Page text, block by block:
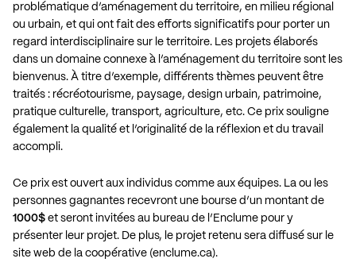
problématique d’aménagement du territoire, en milieu régional
ou urbain, et qui ont fait des efforts significatifs pour porter un
regard interdisciplinaire sur le territoire. Les projets élaborés
dans un domaine connexe à l’aménagement du territoire sont les
bienvenus. À titre d’exemple, différents thèmes peuvent être
traités : récréotourisme, paysage, design urbain, patrimoine,
pratique culturelle, transport, agriculture, etc. Ce prix souligne
également la qualité et l’originalité de la réflexion et du travail
accompli.
Ce prix est ouvert aux individus comme aux équipes. La ou les
personnes gagnantes recevront une bourse d’un montant de
1000$ et seront invitées au bureau de l’Enclume pour y
présenter leur projet. De plus, le projet retenu sera diffusé sur le
site web de la coopérative (enclume.ca).